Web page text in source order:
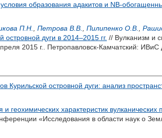
образования адакитов и NB-
П.Н. Петрова В.В. Пилипенко О.В.
дуги в 2014–2015 гг. // Вулканизм и
2015 г.. Петропавловск-Камчатский:
Курильской островной дуги: анализ
и геохимических характеристик
«Исследования в области наук о